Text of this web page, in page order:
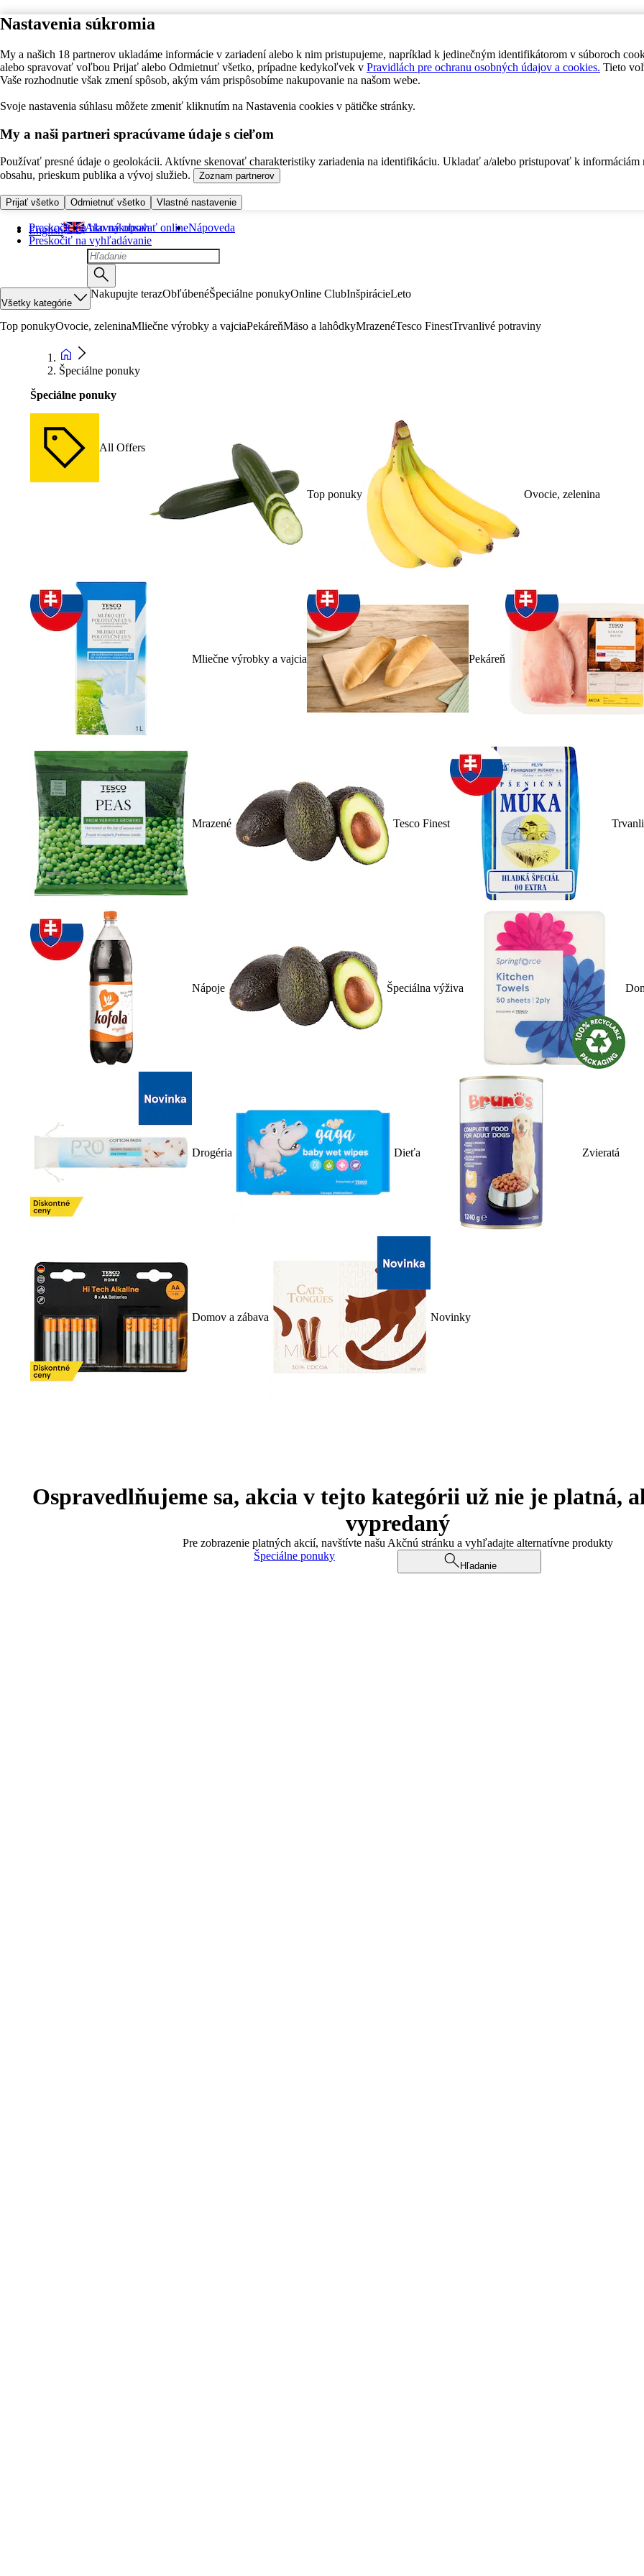
Nastavenia súkromia
My a našich 18 partnerov ukladáme informácie v zariadení alebo k nim pristupujeme, napríklad k jedinečným identifikátorom v súboroch
alebo spravovať voľbou Prijať alebo Odmietnuť všetko, prípadne kedykoľvek v Pravidlách pre ochranu osobných údajov a cookies. Tieto
Vaše rozhodnutie však zmení spôsob, akým vám prispôsobíme nakupovanie na našom webe.
Svoje nastavenia súhlasu môžete zmeniť kliknutím na Nastavenia cookies v pätičke stránky.
My a naši partneri spracúvame údaje s cieľom
Používať presné údaje o geolokácii. Aktívne skenovať charakteristiky zariadenia na identifikáciu. Ukladať a/alebo pristupovať k informáciám
obsahu, prieskum publika a vývoj služieb.
Zoznam partnerov
Prijať všetko Odmietnuť všetko Vlastné nastavenie
Preskočiť na hlavný obsah
Preskočiť na vyhľadávanie
English Ako nakupovať onlineNápoveda
Všetky kategórie
Nakupujte terazObľúbenéŠpeciálne ponukyOnline ClubInšpirácieLeto
Top ponukyOvocie, zeleninaMliečne výrobky a vajciaPekáreňMäso a lahôdkyMrazenéTesco FinestTrvanlivé potraviny
Špeciálne ponuky
Špeciálne ponuky
All Offers
Top ponuky Ovocie, zelenina
Mliečne výrobky a vajcia Pekáreň
Mrazené Tesco Finest
Nápoje Špeciálna výživa
Drogéria Dieťa Zvieratá
Domov a zábava Novinky
Ospravedlňujeme sa, akcia v tejto kategórii už nie je platná,
vypredaný
Pre zobrazenie platných akcií, navštívte našu Akčnú stránku a vyhľadajte alternatívne produkty
Špeciálne ponuky
Hľadanie